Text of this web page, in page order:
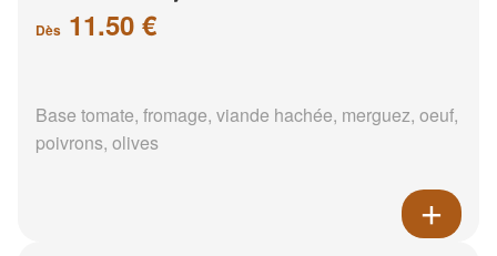
Dès 11.50 €
Base tomate, fromage, viande hachée, merguez, oeuf,
poivrons, olives